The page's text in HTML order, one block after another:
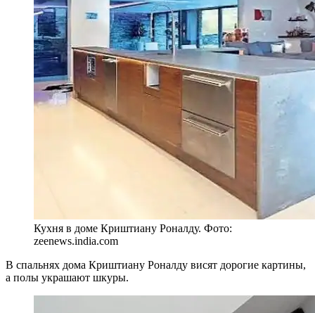
Кухня в доме Криштиану Роналду. Фото:
zeenews.india.com
В спальнях дома Криштиану Роналду висят дорогие картины,
а полы украшают шкуры.